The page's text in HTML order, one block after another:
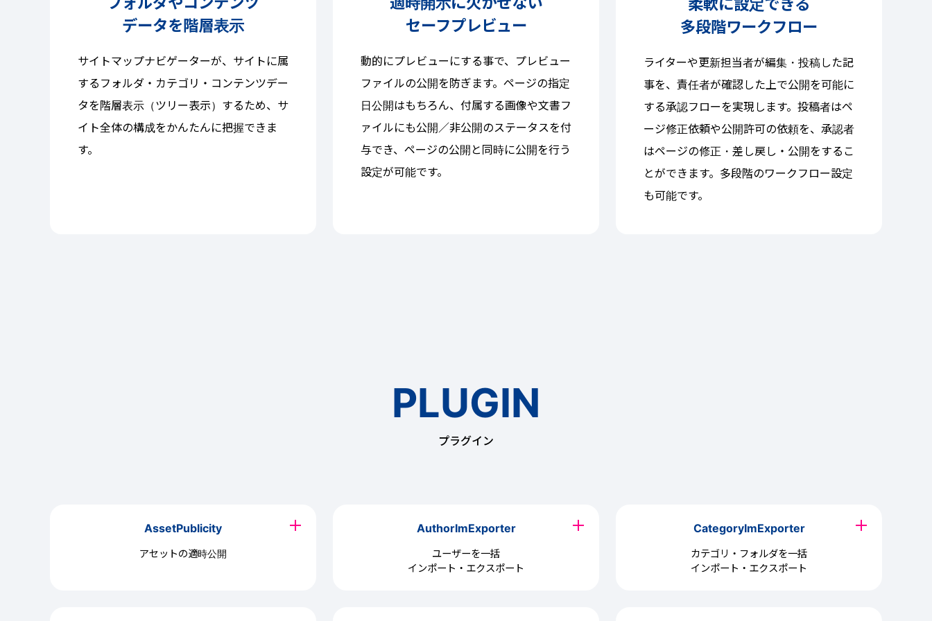
データを階層表示
サイトマップナビゲーターが、サイトに属
するフォルダ・カテゴリ・コンテンツデー
タを階層表示（ツリー表示）するため、サ
イト全体の構成をかんたんに把握できま
す。
セーフプレビュー
動的にプレビューにする事で、プレビュー
ファイルの公開を防ぎます。ページの指定
日公開はもちろん、付属する画像や文書フ
ァイルにも公開／非公開のステータスを付
与でき、ページの公開と同時に公開を行う
設定が可能です。
多段階ワークフロー
ライターや更新担当者が編集・投稿した記
事を、責任者が確認した上で公開を可能に
する承認フローを実現します。投稿者はペ
ージ修正依頼や公開許可の依頼を、承認者
はページの修正・差し戻し・公開をするこ
とができます。多段階のワークフロー設定
も可能です。
PLUGIN
プラグイン
AssetPublicity
アセットの適時公開
AuthorImExporter
ユーザーを一括
インポート・エクスポート
CategoryImExporter
カテゴリ・フォルダを一括
インポート・エクスポート